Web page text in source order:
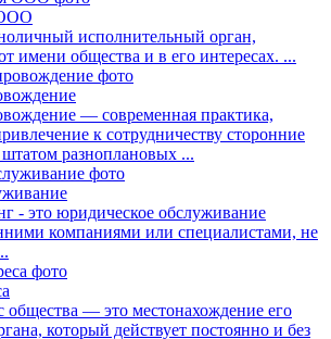
ООО
исполнительный орган,
имени общества и в его интересах. ...
— современная практика,
к сотрудничеству сторонние
разноплановых ...
- это юридическое обслуживание
компаниями или специалистами, не
— это местонахождение его
который действует постоянно и без